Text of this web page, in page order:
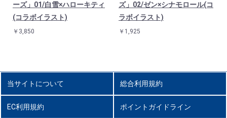
ーズ」01/白雪×ハローキティ
(コラボイラスト)
￥3,850
ズ」02/ゼン×シナモロール(コ
ラボイラスト)
￥1,925
当サイトについて 総合利用規約
EC利用規約 ポイントガイドライン